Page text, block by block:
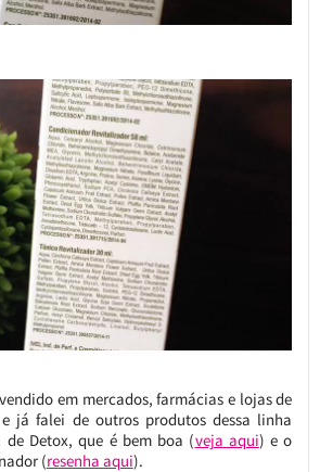
em mercados, farmácias e lojas de
já falei de outros produtos dessa linha
Detox, que é bem boa (veja aqui) e o
(resenha aqui).